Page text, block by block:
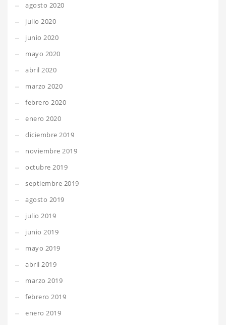
agosto 2020
julio 2020
junio 2020
mayo 2020
abril 2020
marzo 2020
febrero 2020
enero 2020
diciembre 2019
noviembre 2019
octubre 2019
septiembre 2019
agosto 2019
julio 2019
junio 2019
mayo 2019
abril 2019
marzo 2019
febrero 2019
enero 2019